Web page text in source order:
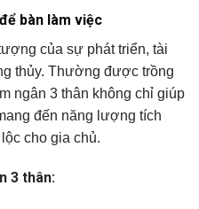
bàn làm việc
của sự phát triển, tài
thủy. Thường được trồng
ngân 3 thân không chỉ giúp
đến năng lượng tích
cho gia chủ.
3 thân: